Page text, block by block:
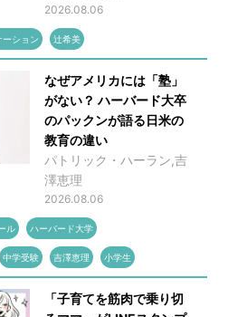
2026.08.06
ション 辻希美
なぜアメリカには「塾」
がない？ ハーバード大卒
のパックンが語る日米の
教育の違い
パトリック・ハーラン,吉
澤恵理
2026.08.06
ル ハーバード大学
中学受験 吉澤恵理 小学生
「子育てを筋肉で乗り切